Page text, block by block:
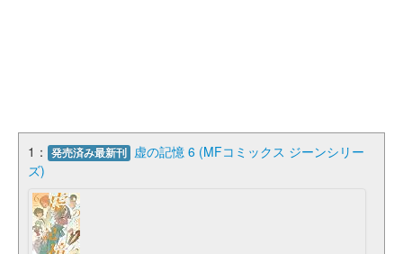
1： 発売済み最新刊 虚の記憶 6 (MFコミックス ジーンシリー
ズ)